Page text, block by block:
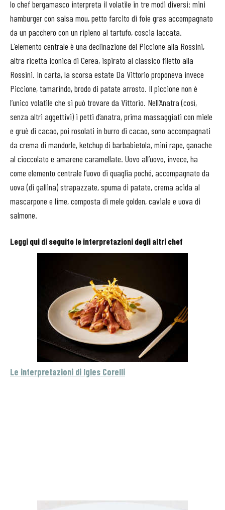
lo chef bergamasco interpreta il volatile in tre modi diversi: mini
hamburger con salsa mou, petto farcito di foie gras accompagnato
da un pacchero con un ripieno al tartufo, coscia laccata.
L’elemento centrale è una declinazione del Piccione alla Rossini,
altra ricetta iconica di Cerea, ispirato al classico filetto alla
Rossini. In carta, la scorsa estate Da Vittorio proponeva invece
Piccione, tamarindo, brodo di patate arrosto. Il piccione non è
l’unico volatile che si può trovare da Vittorio. Nell’Anatra (così,
senza altri aggettivi) i petti d’anatra, prima massaggiati con miele
e gruè di cacao, poi rosolati in burro di cacao, sono accompagnati
da crema di mandorle, ketchup di barbabietola, mini rape, ganache
al cioccolato e amarene caramellate. Uovo all’uovo, invece, ha
come elemento centrale l’uovo di quaglia poché, accompagnato da
uova (di gallina) strapazzate, spuma di patate, crema acida al
mascarpone e lime, composta di mele golden, caviale e uova di
salmone.
Leggi qui di seguito le interpretazioni degli altri chef
Le interpretazioni di Igles Corelli